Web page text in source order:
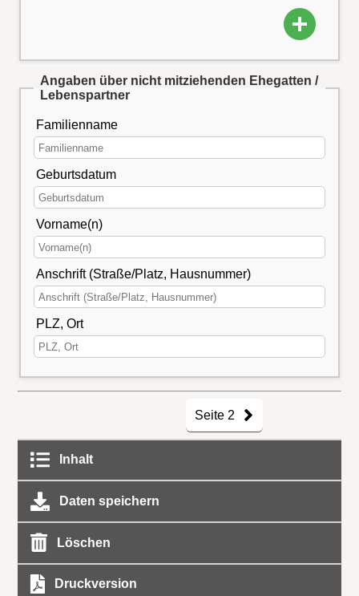
Angaben über nicht mitziehenden Ehegatten /
Lebenspartner
Familienname
Geburtsdatum
Vorname(n)
Anschrift (Straße/Platz, Hausnummer)
PLZ, Ort
Seite 2
Inhalt
Daten speichern
Löschen
Druckversion